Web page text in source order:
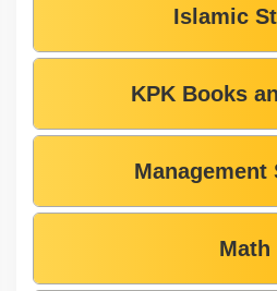
Islamic
KPK Books
Management
Math